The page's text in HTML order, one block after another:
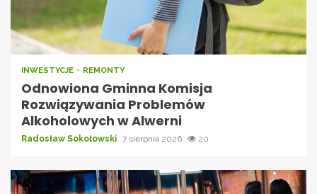
INWESTYCJE REMONTY
Odnowiona Gminna Komisja
Rozwiązywania Problemów
Alkoholowych w Alwerni
Radosław Sokołowski 7 sierpnia 2026 20